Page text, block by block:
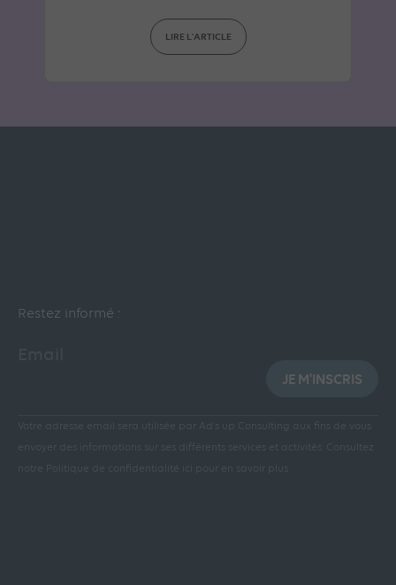
LIRE L'ARTICLE
Restez informé :
JE M'INSCRIS
Votre adresse email sera utilisée par Ad’s up Consulting aux fins de vous
envoyer des informations sur ses différents services et activités.
Consultez
notre Politique de confidentialité ici pour en savoir plus